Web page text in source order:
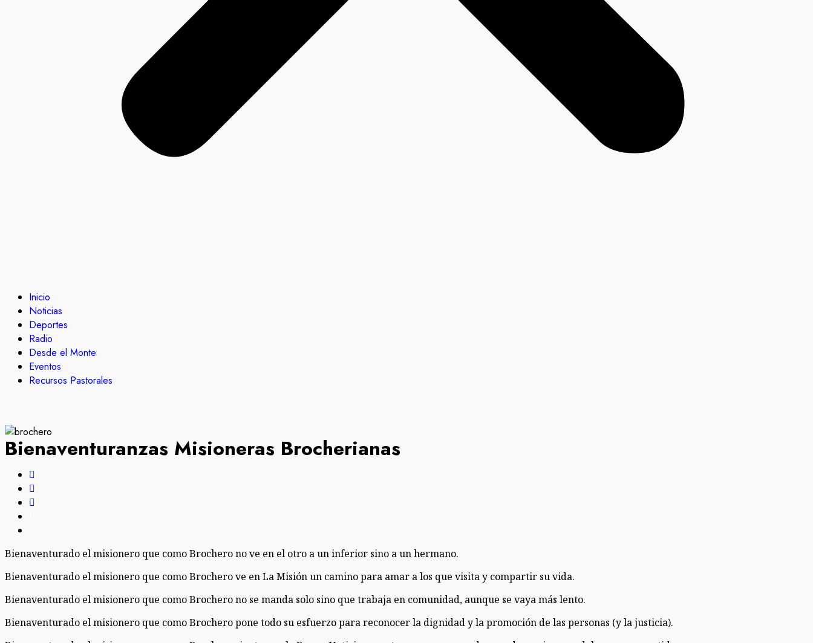
Inicio
Noticias
Deportes
Radio
Desde el Monte
Eventos
Recursos Pastorales
Bienaventuranzas Misioneras Brocherianas
Bienaventurado el misionero que como Brochero no ve en el otro a un inferior sino a un hermano.
Bienaventurado el misionero que como Brochero ve en La Misión un camino para amar a los que visita y compartir su vida.
Bienaventurado el misionero que como Brochero no se manda solo sino que trabaja en comunidad, aunque se vaya más lento.
Bienaventurado el misionero que como Brochero pone todo su esfuerzo para reconocer la dignidad y la promoción de las personas (y la justicia).